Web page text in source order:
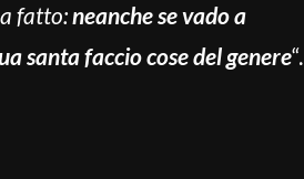
fatto:neanche se vado a
santa faccio cose del genere“.